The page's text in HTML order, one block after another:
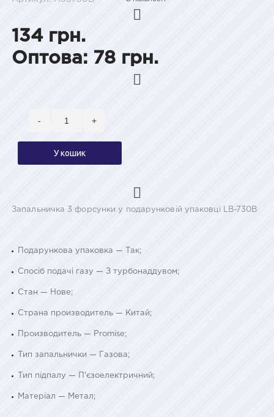
134 грн.
Оптова: 78 грн.
- +
У кошик
Запальничка 3 форсунки у подарунковій упаковці LB-730B
Подарункова упаковка — Так;
Спосіб подачі газу — З турбонаддувом;
Стан — Нове;
Страна производитель — Китай;
Производитель — Promise;
Тип запальнички — Газова;
Тип підпалу — П'єзоелектричний;
Матеріал — Метал;